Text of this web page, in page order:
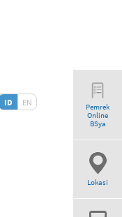
ID EN
Pemrek
Online
BSya
Lokasi